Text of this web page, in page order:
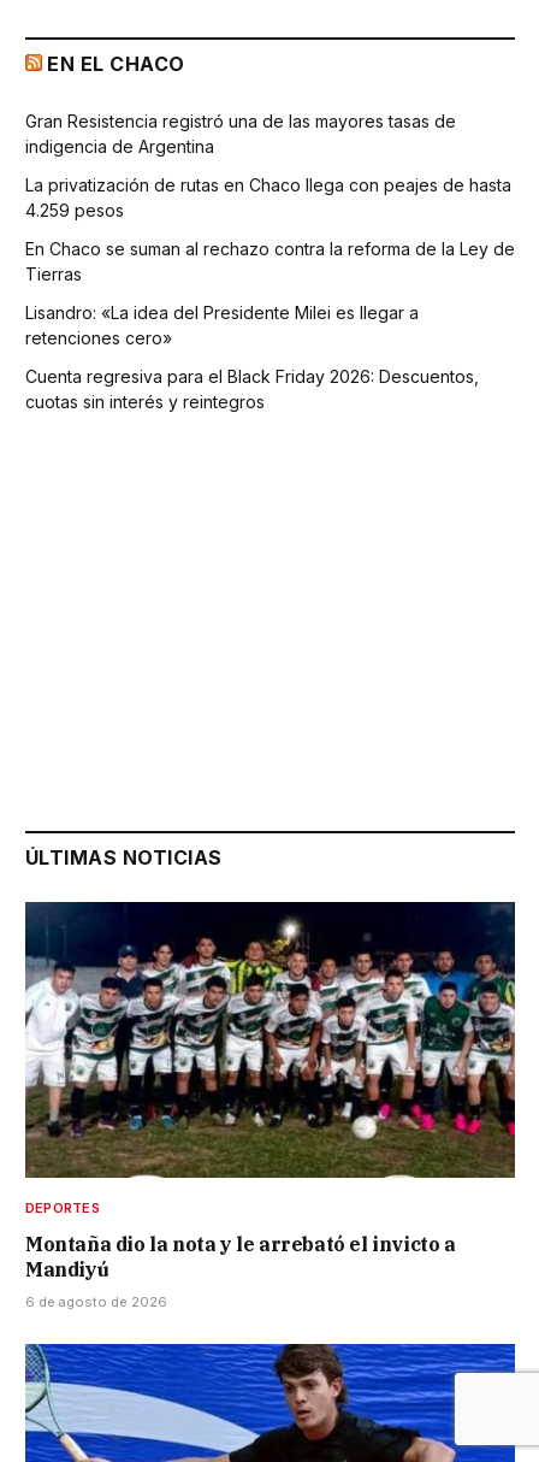
EN EL CHACO
Gran Resistencia registró una de las mayores tasas de
indigencia de Argentina
La privatización de rutas en Chaco llega con peajes de hasta
4.259 pesos
En Chaco se suman al rechazo contra la reforma de la Ley de
Tierras
Lisandro: «La idea del Presidente Milei es llegar a
retenciones cero»
Cuenta regresiva para el Black Friday 2026: Descuentos,
cuotas sin interés y reintegros
ÚLTIMAS NOTICIAS
DEPORTES
Montaña dio la nota y le arrebató el invicto a
Mandiyú
6 de agosto de 2026